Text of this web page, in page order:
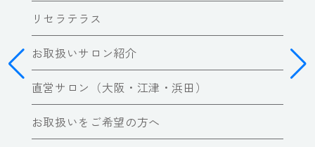
リセラテラス
お取扱いサロン紹介
直営サロン（大阪・江津・浜田）
お取扱いをご希望の方へ